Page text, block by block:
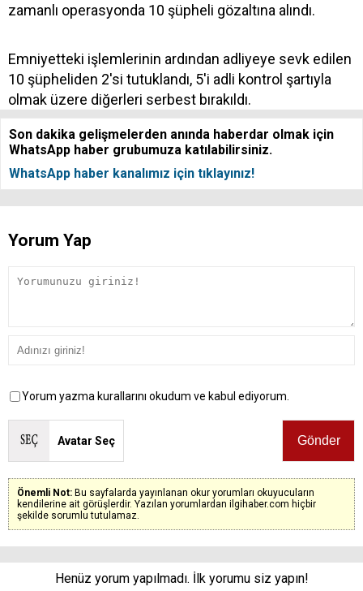
zamanlı operasyonda 10 şüpheli gözaltına alındı.
Emniyetteki işlemlerinin ardından adliyeye sevk edilen
10 şüpheliden 2'si tutuklandı, 5'i adli kontrol şartıyla
olmak üzere diğerleri serbest bırakıldı.
Son dakika gelişmelerden anında haberdar olmak için
WhatsApp haber grubumuza katılabilirsiniz.
WhatsApp haber kanalımız için tıklayınız!
Yorum Yap
Yorum yazma kurallarını okudum ve kabul ediyorum.
Avatar Seç
Önemli Not: Bu sayfalarda yayınlanan okur yorumları okuyucuların
kendilerine ait görüşlerdir. Yazılan yorumlardan ilgihaber.com hiçbir
şekilde sorumlu tutulamaz.
Henüz yorum yapılmadı. İlk yorumu siz yapın!